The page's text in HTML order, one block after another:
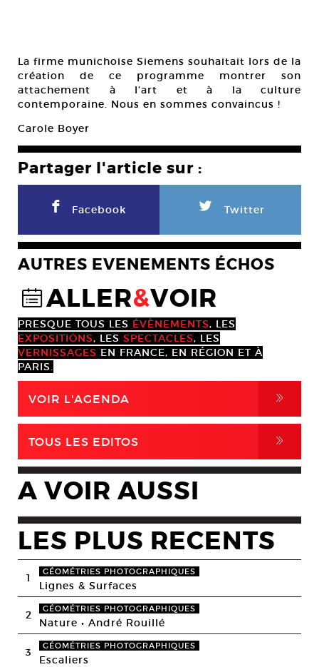
La firme munichoise Siemens souhaitait lors de la
création de ce programme montrer son
attachement à l’art et à la culture
contemporaine. Nous en sommes convaincus !
Carole Boyer
Partager l'article sur :
F Facebook L Twitter
AUTRES EVENEMENTS ÉCHOS
@ALLER&VOIR
PRESQUE TOUS LES ÉVÈNEMENTS, LES
EXPOSITIONS, LES SPECTACLES, LES
VERNISSAGES EN FRANCE, EN RÉGION ET À
PARIS.
VOIR L'AGENDA ,
TOUS LES EDITOS ,
A VOIR AUSSI
LES PLUS RECENTS
1 GÉOMÉTRIES PHOTOGRAPHIQUES
Lignes & Surfaces
2 GÉOMÉTRIES PHOTOGRAPHIQUES
Nature • André Rouillé
3 GÉOMÉTRIES PHOTOGRAPHIQUES
Escaliers